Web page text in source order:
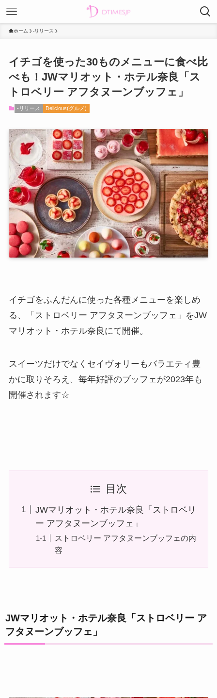
ホーム -リリース
イチゴを使った30ものメニューに食べ比
べも！JWマリオット・ホテル奈良「ス
トロベリー アフタヌーンブッフェ」
-リリース Delicious(グルメ)
イチゴをふんだんに使った各種メニューを楽しめ
る、「ストロベリー アフタヌーンブッフェ」をJW
マリオット・ホテル奈良にて開催。
スイーツだけでなくセイヴォリーもバラエティ豊
かに取りそろえ、毎年好評のブッフェが2023年も
開催されます☆
目次
JWマリオット・ホテル奈良「ストロベリ
ー アフタヌーンブッフェ」
ストロベリー アフタヌーンブッフェの内
容
JWマリオット・ホテル奈良「ストロベリー ア
フタヌーンブッフェ」